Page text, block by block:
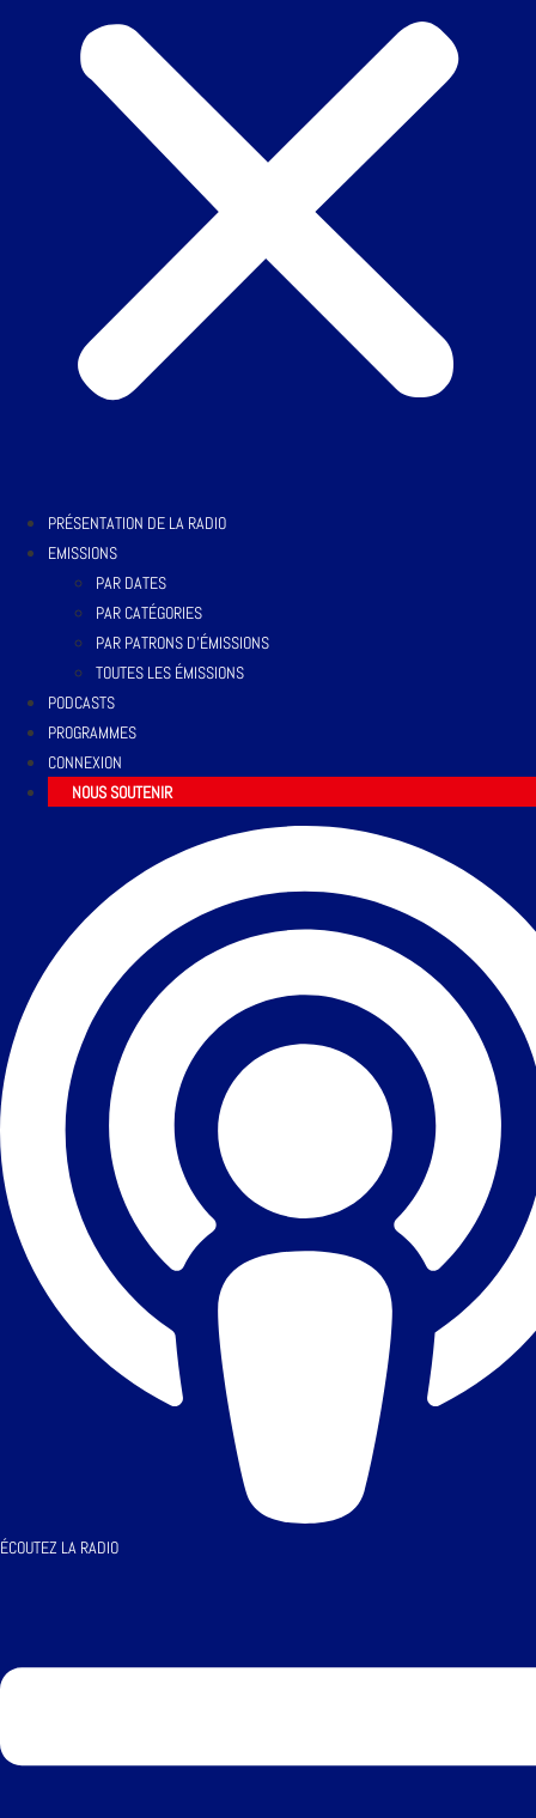
PRÉSENTATION DE LA RADIO
EMISSIONS
PAR DATES
PAR CATÉGORIES
PAR PATRONS D’ÉMISSIONS
TOUTES LES ÉMISSIONS
PODCASTS
PROGRAMMES
CONNEXION
NOUS SOUTENIR
ÉCOUTEZ LA RADIO